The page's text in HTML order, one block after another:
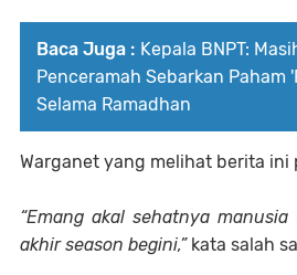
Baca Juga : Kepala BNPT:
Penceramah Sebarkan Paham
Selama Ramadhan
Warganet yang melihat berita ini
“Emang akal sehatnya
akhir season begini,”kata salah